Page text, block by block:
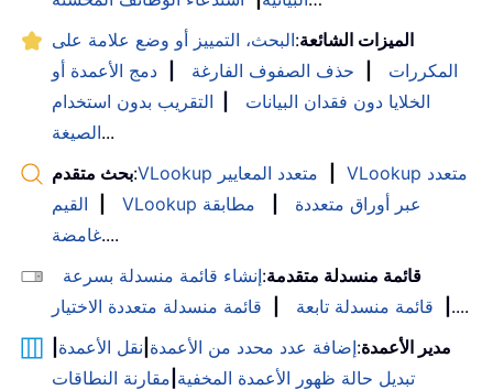
الميزات الشائعة:البحث، التمييز أو وضع علامة على
المكررات
حذف الصفوف الفارغة
دمج الأعمدة أو
الخلايا دون فقدان البيانات
التقريب بدون استخدام
الصيغة...
بحث متقدم: VLookup متعدد المعايير
VLookup متعدد
القيم
VLookup عبر أوراق متعددة
مطابقة
غامضة....
قائمة منسدلة متقدمة:إنشاء قائمة منسدلة بسرعة
قائمة منسدلة تابعة قائمة منسدلة متعددة الاختيار
....
مدير الأعمدة:إضافة عدد محدد من الأعمدة نقل الأعمدة
تبديل حالة ظهور الأعمدة المخفية مقارنة النطاقات